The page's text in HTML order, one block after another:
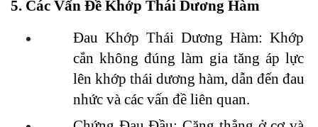
5. Các Vấn Đề Khớp Thái Dương Hàm
Đau Khớp Thái Dương Hàm: Khớp
cắn không đúng làm gia tăng áp lực
lên khớp thái dương hàm, dẫn đến đau
nhức và các vấn đề liên quan.